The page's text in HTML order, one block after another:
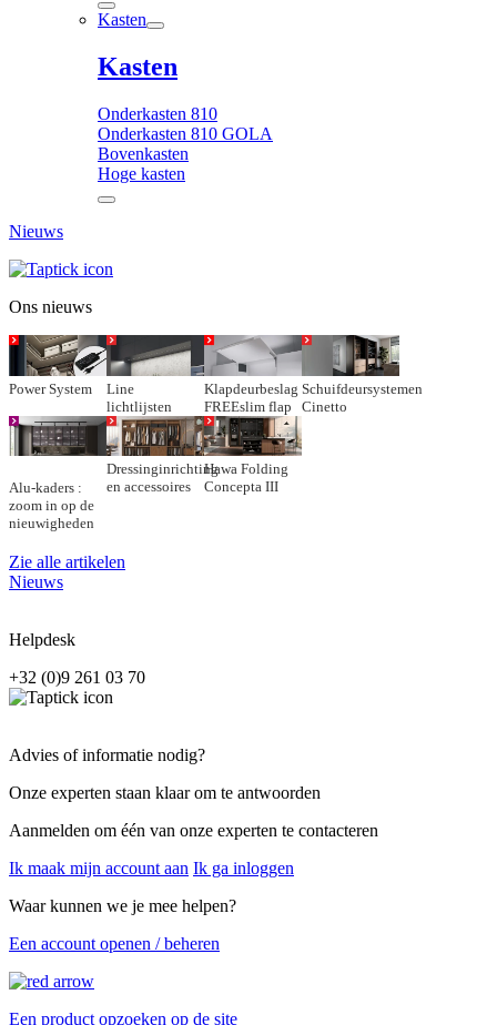
Kasten
Kasten
Onderkasten 810
Onderkasten 810 GOLA
Bovenkasten
Hoge kasten
Nieuws
Ons nieuws
Power System
Line
lichtlijsten
Klapdeurbeslag
FREEslim flap
Schuifdeursystemen
Cinetto
Alu-kaders :
zoom in op de
nieuwigheden
Dressinginrichting
en accessoires
Hawa Folding
Concepta III
Zie alle artikelen
Nieuws
Helpdesk
+32 (0)9 261 03 70
Advies of informatie nodig?
Onze experten staan klaar om te antwoorden
Aanmelden om één van onze experten te contacteren
Ik maak mijn account aan Ik ga inloggen
Waar kunnen we je mee helpen?
Een account openen / beheren
Een product opzoeken op de site